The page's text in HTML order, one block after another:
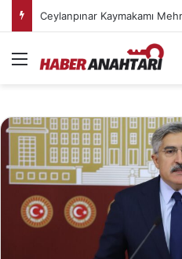
Menü